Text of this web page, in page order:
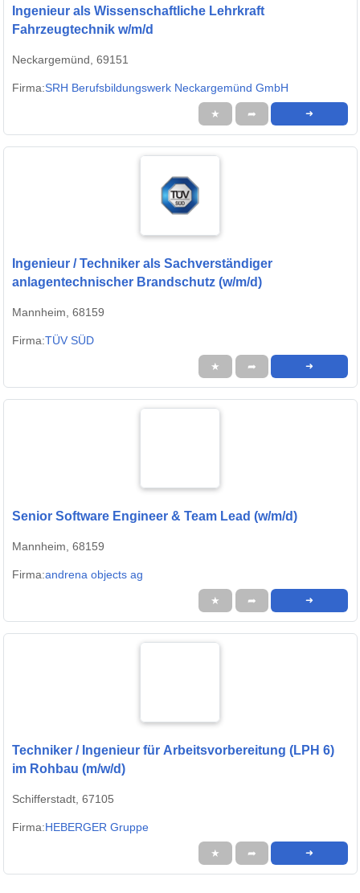
Ingenieur als Wissenschaftliche Lehrkraft
Fahrzeugtechnik w/m/d
Neckargemünd, 69151
Firma:SRH Berufsbildungswerk Neckargemünd GmbH
★ ➦ ➜
Ingenieur / Techniker als Sachverständiger
anlagentechnischer Brandschutz (w/m/d)
Mannheim, 68159
Firma:TÜV SÜD
★ ➦ ➜
Senior Software Engineer & Team Lead (w/m/d)
Mannheim, 68159
Firma:andrena objects ag
★ ➦ ➜
Techniker / Ingenieur für Arbeitsvorbereitung (LPH 6)
im Rohbau (m/w/d)
Schifferstadt, 67105
Firma:HEBERGER Gruppe
★ ➦ ➜